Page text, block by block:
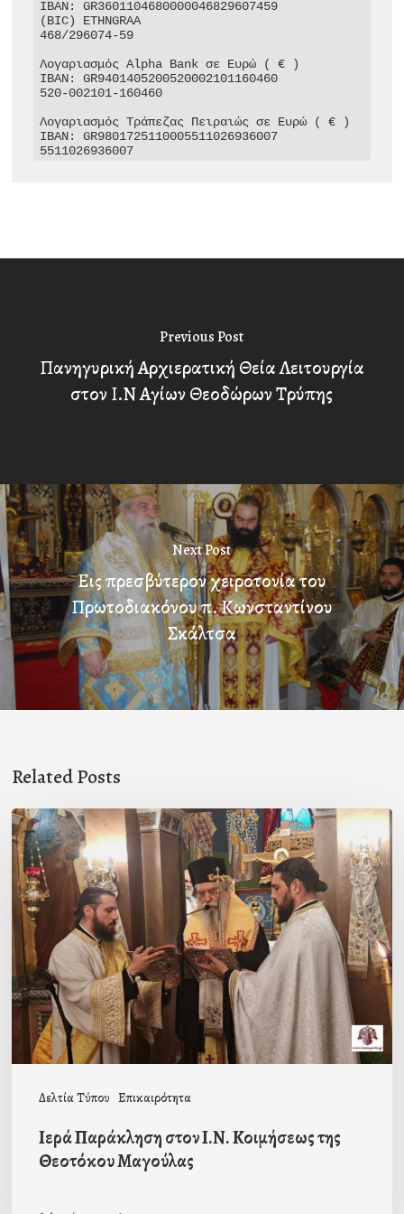
IBAN: GR3601104680000046829607459
(BIC) ETHNGRAA
468/296074-59
Λογαριασμός Alpha Bank σε Ευρώ ( € )
IBAN: GR9401405200520002101160460
520-002101-160460
Λογαριασμός Τράπεζας Πειραιώς σε Ευρώ ( € )
IBAN: GR9801725110005511026936007
5511026936007
Previous Post
Πανηγυρική Αρχιερατική Θεία Λειτουργία
στον Ι.Ν Αγίων Θεοδώρων Τρύπης
Next Post
Εις πρεσβύτερον χειροτονία του
Πρωτοδιακόνου π. Κωνσταντίνου
Σκάλτσα
Related Posts
Δελτία Τύπου Επικαιρότητα
Ιερά
Παράκληση
στον
Ι.Ν.
Κοιμήσεως
της
Θεοτόκου
Μαγούλας
Ιερά Παράκληση στον Ι.Ν. Κοιμήσεως της
Θεοτόκου Μαγούλας